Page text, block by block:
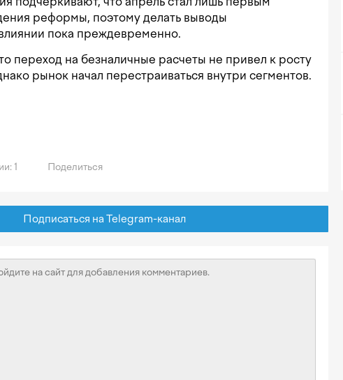
реформы, поэтому делать выводы
пока преждевременно.
переход на безналичные расчеты не привел к росту
рынок начал перестраиваться внутри сегментов.
1 Поделиться
Подписаться на Telegram-канал